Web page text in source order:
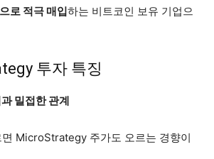
로 적극 매입하는 비트코인 보유 기업으
투자 특징
밀접한 관계
MicroStrategy 주가도 오르는 경향이